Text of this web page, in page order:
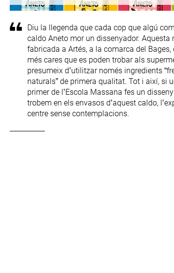
Diu la llegenda que cada cop que algú
caldo Aneto mor un dissenyador. Aquesta
fabricada a Artés, a la comarca del Bages,
més cares que es poden trobar als
presumeix d’utilitzar només ingredients
naturals” de primera qualitat. Tot i així, si
primer de l’Escola Massana fes un
trobem en els envasos d’aquest caldo,
centre sense contemplacions.